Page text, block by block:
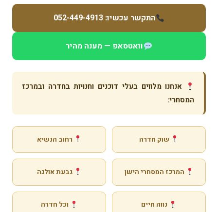
התקשר עכשיו: 052-449-4913
וואטסאפ — מענה מהיר
אנחנו מלווים בעלי דוכנים וחנויות בחדרה ובמרכז
המסחרי:
שוק חדרה רחוב הנשיא
המרכז המסחרי הישן גבעת אולגה
נווה חיים וכל חדרה